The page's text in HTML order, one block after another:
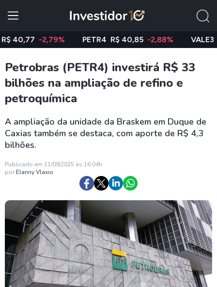
-2,79% PETR4 R$ 40,85 -2,88% VALE3 R$
Petrobras (PETR4) investirá R$ 33
bilhões na ampliação de refino e
petroquímica
A ampliação da unidade da Braskem em Duque de
Caxias também se destaca, com aporte de R$ 4,3
bilhões.
Publicado em 11/09/2025 às 16:04h
por Elanny Vlaxio